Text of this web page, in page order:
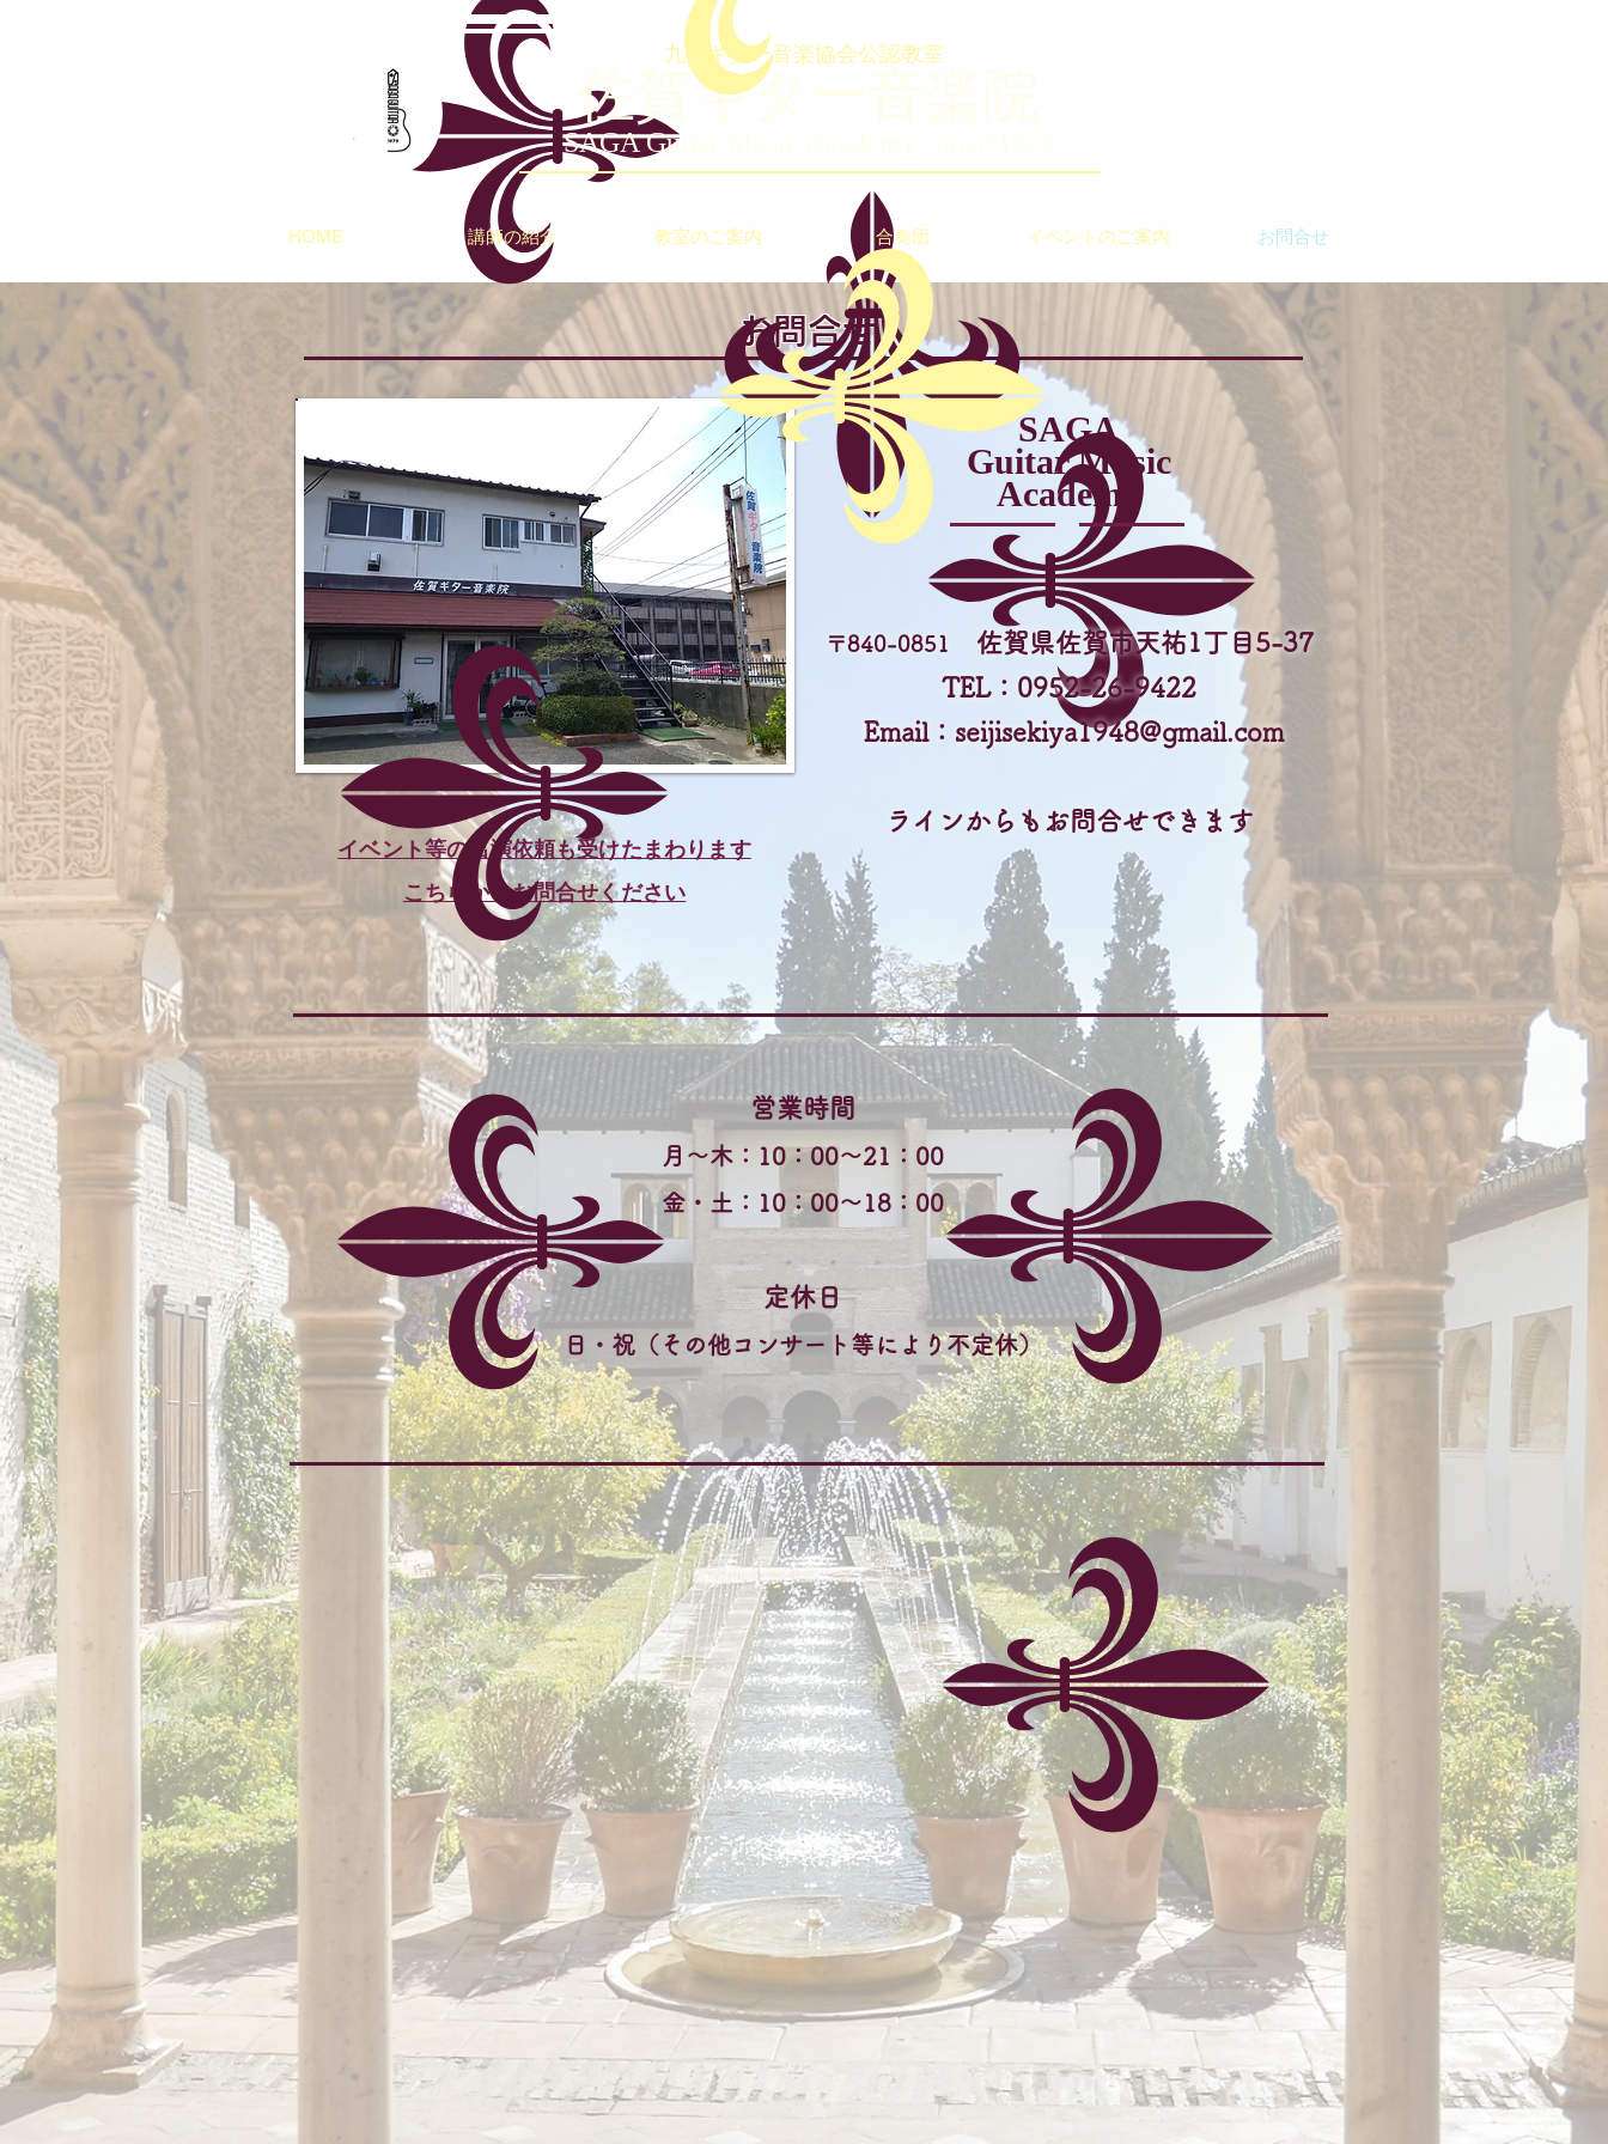
九州ギター音楽協会公認教室
佐賀ギター音楽院
SAGA Guitar Music Academy since 1979
HOME 講師の紹介 教室のご案内 合奏団 イベントのご案内 お問合せ
​お問合せ
イベント等の出演依頼も受けたまわります
こちらからお問合せください
SAGA
​Guitar Music
Academy
〒840-0851
佐賀県佐賀市天祐1丁目5-37
TEL：0952-26-9422
Email： seijisekiya1948@gmail.com
​ラインからもお問合せできます
営業時間
月～木：10：00～21：00
金・土：10：00～18：00
定休日
​日・祝（その他コンサート等により不定休）